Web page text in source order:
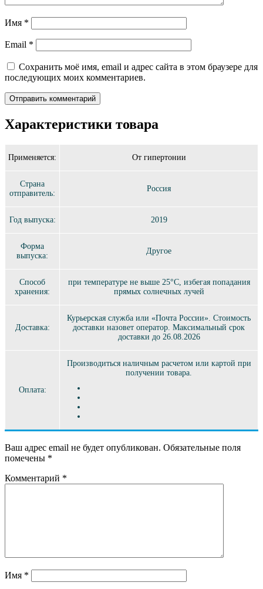
Имя *
Email *
Сохранить моё имя, email и адрес сайта в этом браузере для
последующих моих комментариев.
Характеристики товара
Применяется: От гипертонии
Страна
отправитель:
Россия
Год выпуска: 2019
Форма
выпуска:
Другое
Способ
хранения:
при температуре не выше 25°C, избегая попадания
прямых солнечных лучей
Доставка:
Курьерская служба или «Почта России». Стоимость
доставки назовет оператор. Максимальный срок
доставки до 26.08.2026
Оплата:
Производиться наличным расчетом или картой при
получении товара.
Ваш адрес email не будет опубликован. Обязательные поля
помечены *
Комментарий *
Имя *